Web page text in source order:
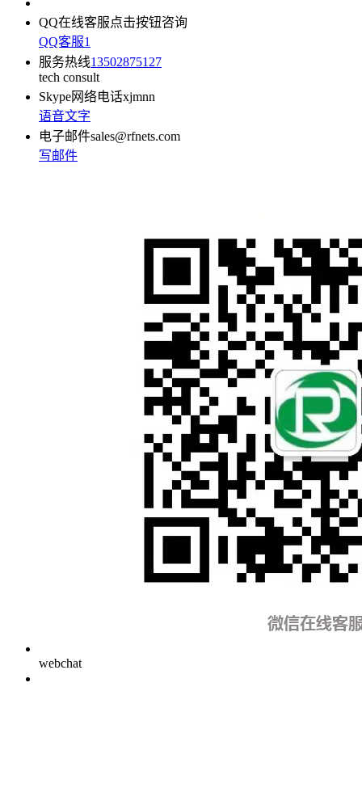
QQ在线客服点击按钮咨询
QQ客服1
服务热线13502875127
tech consult
Skype网络电话xjmnn
语音文字
电子邮件sales@rfnets.com
写邮件
webchat